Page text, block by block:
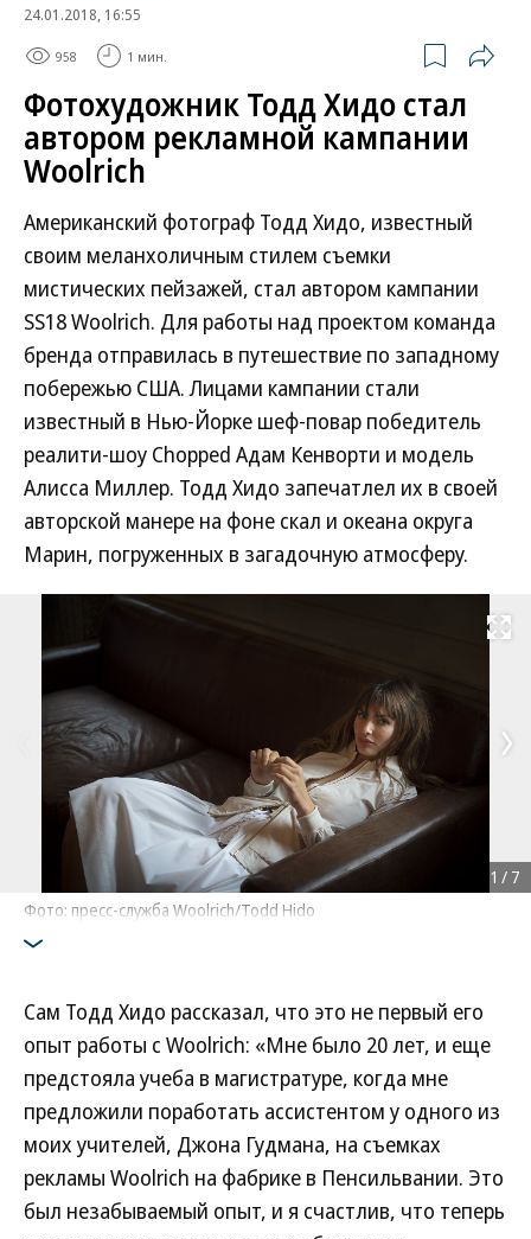
24.01.2018, 16:55
958 1 мин.
Фотохудожник Тодд Хидо стал
автором рекламной кампании
Woolrich
Американский фотограф Тодд Хидо, известный
своим меланхоличным стилем съемки
мистических пейзажей, стал автором кампании
SS18 Woolrich. Для работы над проектом команда
бренда отправилась в путешествие по западному
побережью США. Лицами кампании стали
известный в Нью-Йорке шеф-повар победитель
реалити-шоу Chopped Адам Кенворти и модель
Алисса Миллер. Тодд Хидо запечатлел их в своей
авторской манере на фоне скал и океана округа
Марин, погруженных в загадочную атмосферу.
Развернуть
Фото: пресс-служба Woolrich/Todd Hido
1 / 7
Сам Тодд Хидо рассказал, что это не первый его
опыт работы с Woolrich: «Мне было 20 лет, и еще
предстояла учеба в магистратуре, когда мне
предложили поработать ассистентом у одного из
моих учителей, Джона Гудмана, на съемках
рекламы Woolrich на фабрике в Пенсильвании. Это
был незабываемый опыт, и я счастлив, что теперь